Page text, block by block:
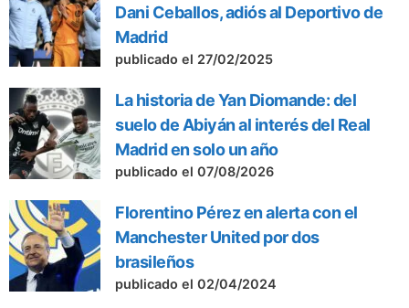
Dani Ceballos, adiós al Deportivo de
Madrid
publicado el 27/02/2025
La historia de Yan Diomande: del
suelo de Abiyán al interés del Real
Madrid en solo un año
publicado el 07/08/2026
Florentino Pérez en alerta con el
Manchester United por dos
brasileños
publicado el 02/04/2024